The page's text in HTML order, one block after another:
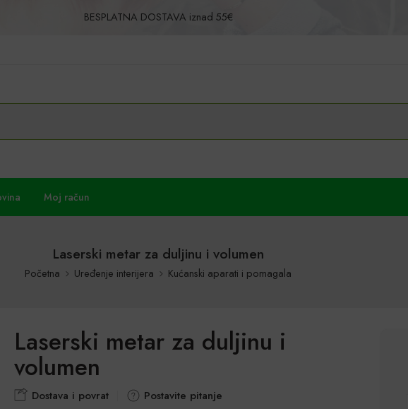
BESPLATNA DOSTAVA iznad 55€
Moj račun
Laserski metar za duljinu i volumen
Početna Uređenje interijera Kućanski aparati i pomagala
Laserski metar za duljinu i
volumen
Dostava i povrat Postavite pitanje